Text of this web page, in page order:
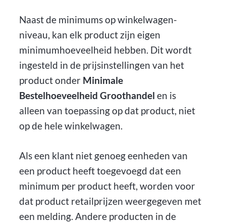
Naast de minimums op winkelwagen-
niveau, kan elk product zijn eigen
minimumhoeveelheid hebben. Dit wordt
ingesteld in de prijsinstellingen van het
product onder Minimale
Bestelhoeveelheid Groothandel en is
alleen van toepassing op dat product, niet
op de hele winkelwagen.
Als een klant niet genoeg eenheden van
een product heeft toegevoegd dat een
minimum per product heeft, worden voor
dat product retailprijzen weergegeven met
een melding. Andere producten in de